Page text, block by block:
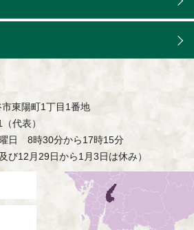
東陽町1丁目1番地
代表）
日 8時30分から17時15分
び12月29日から1月3日は休み）